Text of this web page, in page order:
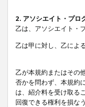
2. アソシエイト・プロ
乙は、アソシエイト・
乙は甲に対し、乙によ
乙が本規約またはその
否かを問わず、本規約
は、紹介料を受け取る
回復できる権利を損な